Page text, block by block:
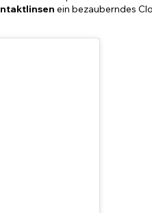
ein bezauberndes